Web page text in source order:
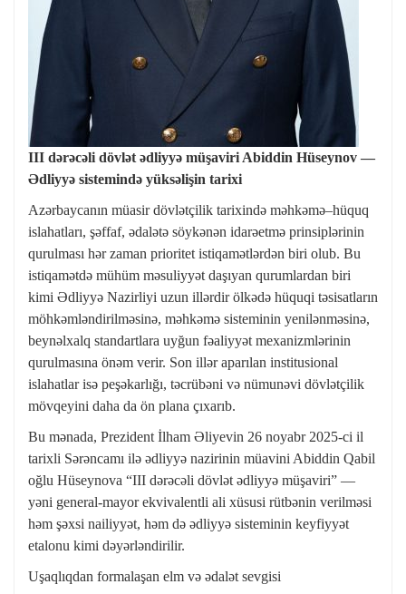
III dərəcəli dövlət ədliyyə müşaviri Abiddin Hüseynov —
Ədliyyə sistemində yüksəlişin tarixi
Azərbaycanın müasir dövlətçilik tarixində məhkəmə–hüquq
islahatları, şəffaf, ədalətə söykənən idarəetmə prinsiplərinin
qurulması hər zaman prioritet istiqamətlərdən biri olub. Bu
istiqamətdə mühüm məsuliyyət daşıyan qurumlardan biri
kimi Ədliyyə Nazirliyi uzun illərdir ölkədə hüquqi təsisatların
möhkəmləndirilməsinə, məhkəmə sisteminin yenilənməsinə,
beynəlxalq standartlara uyğun fəaliyyət mexanizmlərinin
qurulmasına önəm verir. Son illər aparılan institusional
islahatlar isə peşəkarlığı, təcrübəni və nümunəvi dövlətçilik
mövqeyini daha da ön plana çıxarıb.
Bu mənada, Prezident İlham Əliyevin 26 noyabr 2025-ci il
tarixli Sərəncamı ilə ədliyyə nazirinin müavini Abiddin Qabil
oğlu Hüseynova “III dərəcəli dövlət ədliyyə müşaviri” —
yəni general-mayor ekvivalentli ali xüsusi rütbənin verilməsi
həm şəxsi nailiyyət, həm də ədliyyə sisteminin keyfiyyət
etalonu kimi dəyərləndirilir.
Uşaqlıqdan formalaşan elm və ədalət sevgisi